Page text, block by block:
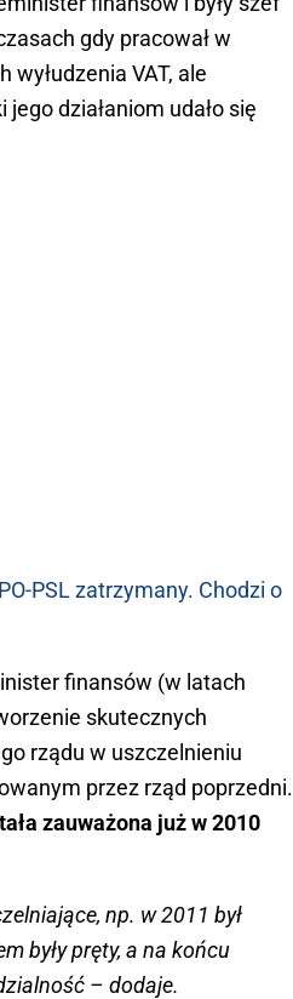
gdy pracował w
VAT, ale
działaniom udało się
PSL zatrzymany. Chodzi o
finansów (w latach
skutecznych
rządu w uszczelnieniu
przez rząd poprzedni.
zauważona już w 2010
np. w 2011 był
były pręty, a na końcu
– dodaje.